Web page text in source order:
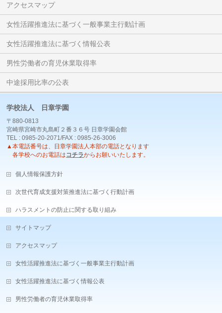
アクセスマップ
女性活躍推進法に基づく一般事業主行動計画
女性活躍推進法に基づく情報公表
男性労働者の育児休業取得率
中途採用比率の公表
学校法人 日章学園
〒880-0813
宮崎県宮崎市丸島町２番３６号 日章学園会館
TEL : 0985-20-2071/FAX : 0985-26-3006
▲本電話番号は、日章学園法人本部の電話となります
各学校へのお電話は コチラからお願いいたします。
個人情報保護方針
次世代育成支援対策推進法に基づく行動計画
ハラスメントの防止に関する取り組み
サイトマップ
アクセスマップ
女性活躍推進法に基づく一般事業主行動計画
女性活躍推進法に基づく情報公表
男性労働者の育児休業取得率